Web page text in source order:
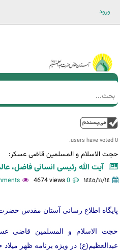
ورود
Main men-AR
استمارة
‏
0 users have voted.
حجت الاسلام و المسلمین قاضی عسکر:
آیت الله رئیسی انسانی فاضل،
١٤٤٥/١١/١٤ 0 comments
4674 views
پایگاه اطلاع رسانی آستان مقدس
حجت الاسلام و المسلمین قاضی
عبدالعظیم(ع) در ویژه برنامه ظهر